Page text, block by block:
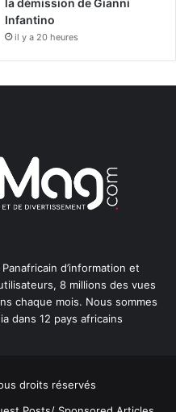
la démission de Gianni
Infantino
il y a 20 heures
d’information et
8 millions des vues
chaque mois. Nous sommes
dans 12 pays africains
droits réservés